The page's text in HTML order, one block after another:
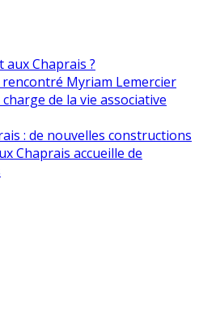
aux Chaprais ?
Myriam Lemercier
de la vie associative
: de nouvelles constructions
Chaprais accueille de